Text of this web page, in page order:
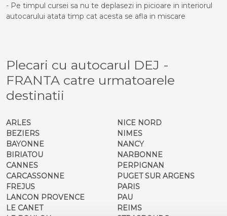
- Pe timpul cursei sa nu te deplasezi in picioare in interiorul
autocarului atata timp cat acesta se afla in miscare
Plecari cu autocarul DEJ -
FRANTA catre urmatoarele
destinatii
ARLES
BEZIERS
BAYONNE
BIRIATOU
CANNES
CARCASSONNE
FREJUS
LANCON PROVENCE
LE CANET
NICE NORD
NIMES
NANCY
NARBONNE
PERPIGNAN
PUGET SUR ARGENS
PARIS
PAU
REIMS